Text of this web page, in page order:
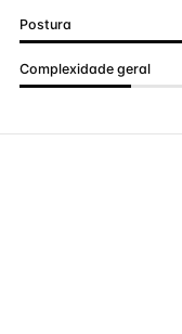
Postura
Complexidade geral